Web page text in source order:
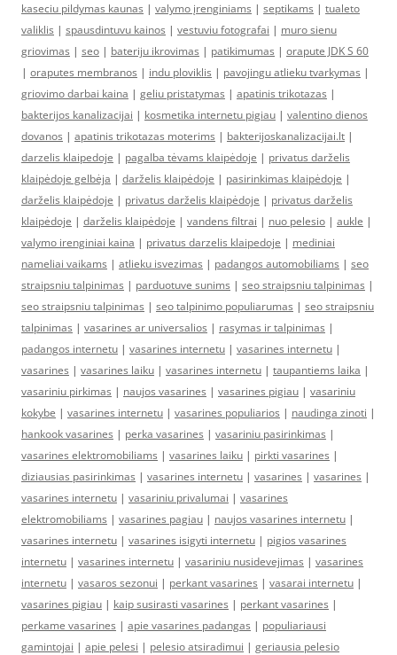
kaseciu pildymas kaunas | valymo įrenginiams | septikams | tualeto
valiklis | spausdintuvu kainos | vestuviu fotografai | muro sienu
griovimas | seo | bateriju ikrovimas | patikimumas | orapute JDK S 60
| oraputes membranos | indu ploviklis | pavojingu atlieku tvarkymas |
griovimo darbai kaina | geliu pristatymas | apatinis trikotazas |
bakterijos kanalizacijai | kosmetika internetu pigiau | valentino dienos
dovanos | apatinis trikotazas moterims | bakterijoskanalizacijai.lt |
darzelis klaipedoje | pagalba tėvams klaipėdoje | privatus darželis
klaipėdoje gelbėja | darželis klaipėdoje | pasirinkimas klaipėdoje |
darželis klaipėdoje | privatus darželis klaipėdoje | privatus darželis
klaipėdoje | darželis klaipėdoje | vandens filtrai | nuo pelesio | aukle |
valymo irenginiai kaina | privatus darzelis klaipedoje | mediniai
nameliai vaikams | atlieku isvezimas | padangos automobiliams | seo
straipsniu talpinimas | parduotuve sunims | seo straipsniu talpinimas |
seo straipsniu talpinimas | seo talpinimo populiarumas | seo straipsniu
talpinimas | vasarines ar universalios | rasymas ir talpinimas |
padangos internetu | vasarines internetu | vasarines internetu |
vasarines | vasarines laiku | vasarines internetu | taupantiems laika |
vasariniu pirkimas | naujos vasarines | vasarines pigiau | vasariniu
kokybe | vasarines internetu | vasarines populiarios | naudinga zinoti |
hankook vasarines | perka vasarines | vasariniu pasirinkimas |
vasarines elektromobiliams | vasarines laiku | pirkti vasarines |
diziausias pasirinkimas | vasarines internetu | vasarines | vasarines |
vasarines internetu | vasariniu privalumai | vasarines
elektromobiliams | vasarines pagiau | naujos vasarines internetu |
vasarines internetu | vasarines isigyti internetu | pigios vasarines
internetu | vasarines internetu | vasariniu nusidevejimas | vasarines
internetu | vasaros sezonui | perkant vasarines | vasarai internetu |
vasarines pigiau | kaip susirasti vasarines | perkant vasarines |
perkame vasarines | apie vasarines padangas | populiariausi
gamintojai | apie pelesi | pelesio atsiradimui | geriausia pelesio